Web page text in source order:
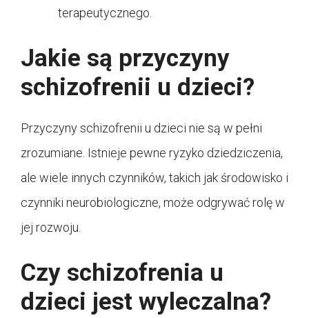
terapeutycznego.
Jakie są przyczyny
schizofrenii u dzieci?
Przyczyny schizofrenii u dzieci nie są w pełni
zrozumiane. Istnieje pewne ryzyko dziedziczenia,
ale wiele innych czynników, takich jak środowisko i
czynniki neurobiologiczne, może odgrywać rolę w
jej rozwoju.
Czy schizofrenia u
dzieci jest wyleczalna?